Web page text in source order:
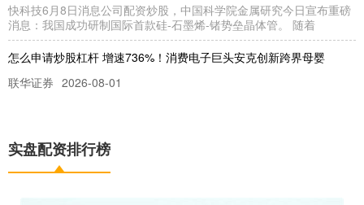
快科技6月8日消息公司配资炒股，中国科学院金属研究今日宣布重磅
消息：我国成功研制国际首款硅-石墨烯-锗势垒晶体管。 随着
怎么申请炒股杠杆 增速736%！消费电子巨头安克创新跨界母婴
联华证券 2026-08-01
网上交易股票平台 康宁(GLW.US)盘初走高！与亚马逊(AMZN.US)达
成数十亿美元协议推动美国光纤制造
实盘配资排行榜